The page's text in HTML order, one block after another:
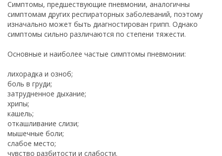
Симптомы, предшествующие пневмонии, аналогичны
симптомам других респираторных заболеваний, поэтому
изначально может быть диагностирован грипп. Однако
симптомы сильно различаются по степени тяжести.
Основные и наиболее частые симптомы пневмонии:
лихорадка и озноб;
боль в груди;
затрудненное дыхание;
хрипы;
кашель;
откашливание слизи;
мышечные боли;
слабое место;
чувство разбитости и слабости.